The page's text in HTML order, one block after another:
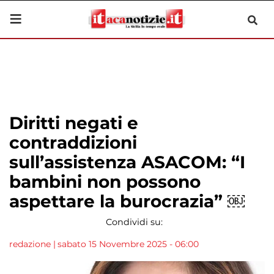
Diritti negati e
contraddizioni
sull’assistenza ASACOM: “I
bambini non possono
aspettare la burocrazia” ￼
Condividi su:
redazione | sabato 15 Novembre 2025 - 06:00